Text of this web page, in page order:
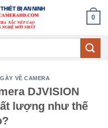
0
VỀ CAMERA
DJVISION
lượng như thế